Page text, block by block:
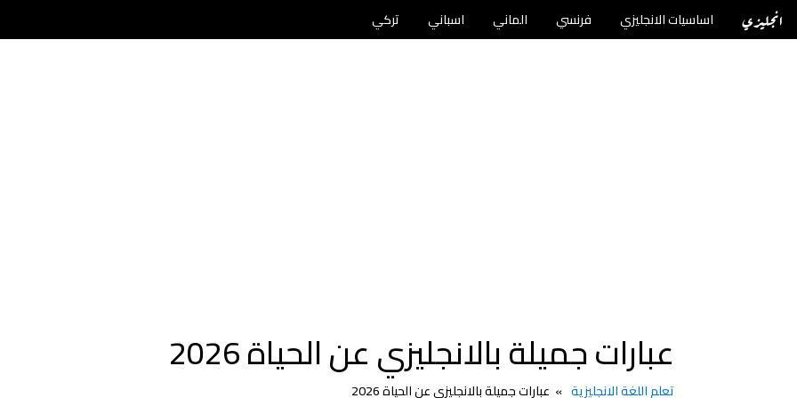
انجليزي اساسيات الانجليزي فرنسي الماني اسباني تركي
عبارات جميلة بالانجليزي عن الحياة 2026
تعلم اللغة الانجليزية عبارات جميلة بالانجليزي عن الحياة 2026